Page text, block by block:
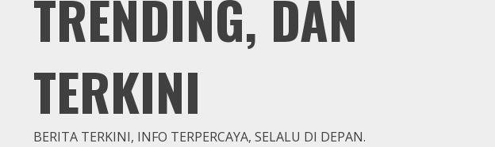
TRENDING, DAN
TERKINI
BERITA TERKINI, INFO TERPERCAYA, SELALU DI DEPAN.